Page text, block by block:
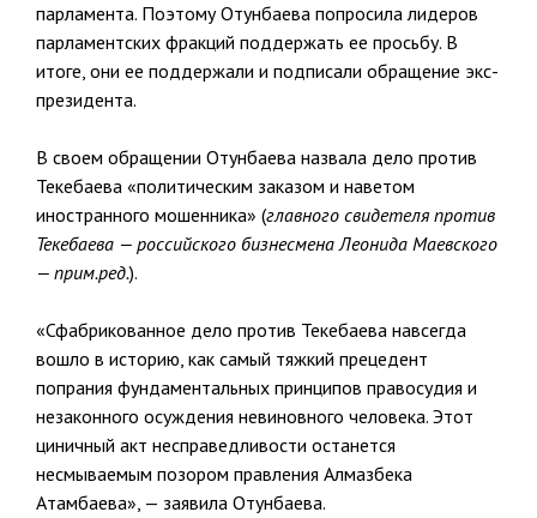
парламента. Поэтому Отунбаева попросила лидеров
парламентских фракций поддержать ее просьбу. В
итоге, они ее поддержали и подписали обращение экс-
президента.
В своем обращении Отунбаева назвала дело против
Текебаева «политическим заказом и наветом
иностранного мошенника» (главного свидетеля против
Текебаева — российского бизнесмена Леонида Маевского
— прим.ред.).
«Сфабрикованное дело против Текебаева навсегда
вошло в историю, как самый тяжкий прецедент
попрания фундаментальных принципов правосудия и
незаконного осуждения невиновного человека. Этот
циничный акт несправедливости останется
несмываемым позором правления Алмазбека
Атамбаева», — заявила Отунбаева.